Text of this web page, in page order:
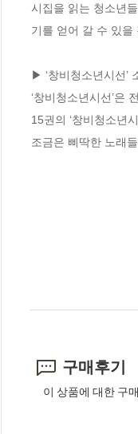
시집을 읽는 청소년
기를 얻어 갈 수 있을
▶ ‘창비청소년시선’
‘창비청소년시선’은
15권의 ‘창비청소년
조금은 삐딱한 노래
구매후기
이 상품에 대한 구